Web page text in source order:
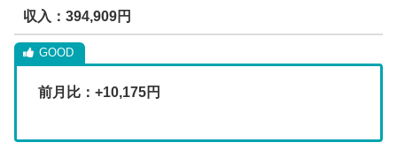
収入：394,909円
前月比：+10,175円